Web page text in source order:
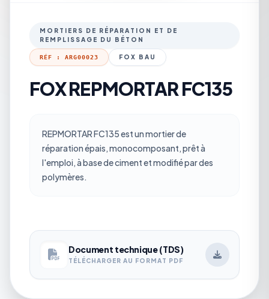
MORTIERS DE RÉPARATION ET DE
REMPLISSAGE DU BÉTON
RÉF : ARG00023 FOX BAU
FOX REPMORTAR FC135
REPMORTAR FC135 est un mortier de
réparation épais, monocomposant, prêt à
l'emploi, à base de ciment et modifié par des
polymères.
Document technique (TDS)
TÉLÉCHARGER AU FORMAT PDF